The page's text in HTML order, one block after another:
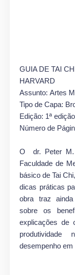
GUIA DE TAI
HARVARD
Assunto: Artes
Tipo de Capa:
Edição: 1ª
Número de
O dr. Peter M.
Faculdade de
básico de Tai
dicas práticas
obra traz
sobre os
explicações de
desempenho